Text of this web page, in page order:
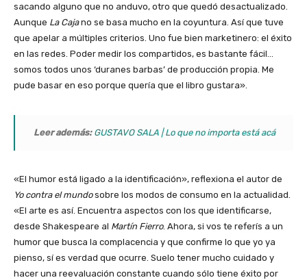
sacando alguno que no anduvo, otro que quedó desactualizado.
Aunque La Cajano se basa mucho en la coyuntura. Así que tuve
que apelar a múltiples criterios. Uno fue bien marketinero: el éxito
en las redes. Poder medir los compartidos, es bastante fácil…
somos todos unos ‘duranes barbas’ de producción propia. Me
pude basar en eso porque quería que el libro gustara».
Leer además: GUSTAVO SALA | Lo que no importa está acá
«El humor está ligado a la identificación», reflexiona el autor de
Yo contra el mundosobre los modos de consumo en la actualidad.
«El arte es así. Encuentra aspectos con los que identificarse,
desde Shakespeare al Martín Fierro. Ahora, si vos te referís a un
humor que busca la complacencia y que confirme lo que yo ya
pienso, sí es verdad que ocurre. Suelo tener mucho cuidado y
hacer una reevaluación constante cuando sólo tiene éxito por